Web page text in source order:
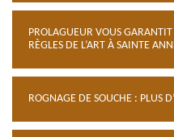
PROLAGUEUR VOUS
RÈGLES DE L’ART À SAINTE
ROGNAGE DE SOUCHE : PLUS